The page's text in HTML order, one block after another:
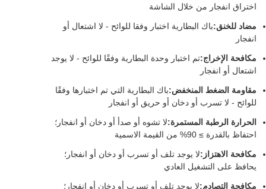
اختراق انفجار من خلال الشاشة
مضاد للخنق:باك البطارية اختبار وفقا للوائح - لا اشتعال أو
انفجار
مكافحة الإخراج:تم اختبار وحدة البطارية وفقًا للوائح - لا يوجد
اشتعال أو انفجار
مقاومة الضغط المنخفض:باك البطارية التي تم اختبارها وفقًا
للوائح - لا تسرب أو دخان أو حريق أو انفجار
الحرارة الرطبة المستمرة:لا تشوه أو صدأ أو دخان أو انفجار؛
احتفاظ بالقدرة ≥ 90% من القيمة الاسمية
مكافحة الاهتزاز:لا يوجد تلف أو تسرب أو دخان أو انفجار؛
يحافظ على التشغيل العادي
مكافحة التصادم:لا يوجد تلف أو تسرب أو دخان أو انفجار؛